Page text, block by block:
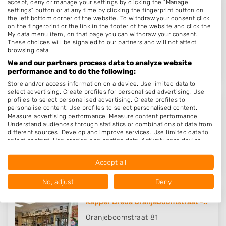
Barber Juul
Adriaan van Bergenstraat 220
4811SW Breda
MOOI HAAR
Fellenoordstraat 1
4811TG Breda
Kapper Breda Oranjeboomstraat -..
Oranjeboomstraat 81
accept, deny or manage your settings by clicking the "Manage
settings" button or at any time by clicking the fingerprint button on
the left bottom corner of the website. To withdraw your consent click
on the fingerprint or the link in the footer of the website and click the
My data menu item, on that page you can withdraw your consent.
These choices will be signaled to our partners and will not affect
browsing data.
We and our partners process data to analyze website
performance and to do the following:
Store and/or access information on a device. Use limited data to
select advertising. Create profiles for personalised advertising. Use
profiles to select personalised advertising. Create profiles to
personalise content. Use profiles to select personalised content.
Measure advertising performance. Measure content performance.
Understand audiences through statistics or combinations of data from
different sources. Develop and improve services. Use limited data to
select content. Use precise geolocation data. Actively scan device
Data may be shared outside of the European Union and send to the
Your consent and the cookie policy applies solely to this website/app.
View Partner List (1016 IAB Vendors)
We use your data for the following purposes:
IAB processing purposes:
Accept all
No, adjust Deny